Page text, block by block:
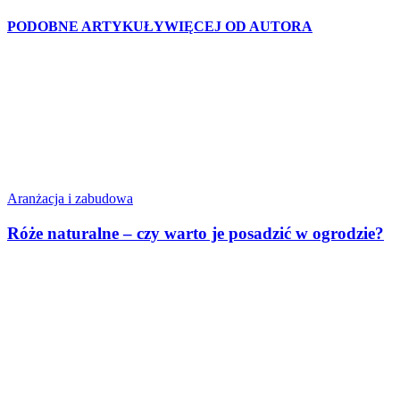
PODOBNE ARTYKUŁYWIĘCEJ OD AUTORA
Aranżacja i zabudowa
Róże naturalne – czy warto je posadzić w ogrodzie?